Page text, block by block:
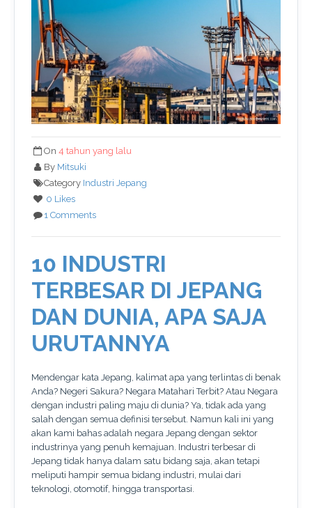
On4 tahun yang lalu
By Mitsuki
Category Industri Jepang
0 Likes
1 Comments
10 INDUSTRI
TERBESAR DI JEPANG
DAN DUNIA, APA SAJA
URUTANNYA
Mendengar kata Jepang, kalimat apa yang terlintas di benak
Anda? Negeri Sakura? Negara Matahari Terbit? Atau Negara
dengan industri paling maju di dunia? Ya, tidak ada yang
salah dengan semua definisi tersebut. Namun kali ini yang
akan kami bahas adalah negara Jepang dengan sektor
industrinya yang penuh kemajuan. Industri terbesar di
Jepang tidak hanya dalam satu bidang saja, akan tetapi
meliputi hampir semua bidang industri, mulai dari
teknologi, otomotif, hingga transportasi.